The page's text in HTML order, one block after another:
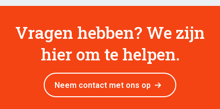
Vragen hebben? We zijn
hier om te helpen.
Neem contact met ons op